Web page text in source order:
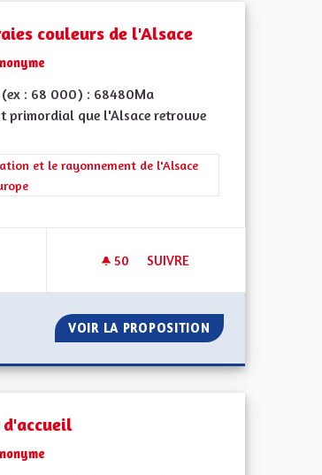
et climatiques
ET DES AUTOROUTES CYCLABLES.
SÉCURISÉES INTERCOMMUNALES ET DES
couleurs de l'Alsace
: 68 000) : 68480Ma
primordial que l'Alsace retrouve
de la catégorie : La Culture, l'Education et le
et le rayonnement de l'Alsace
50 50 ABONNÉS
SUIVRE
VOIR LA PROPOSITION RETOUR AUX
d'accueil